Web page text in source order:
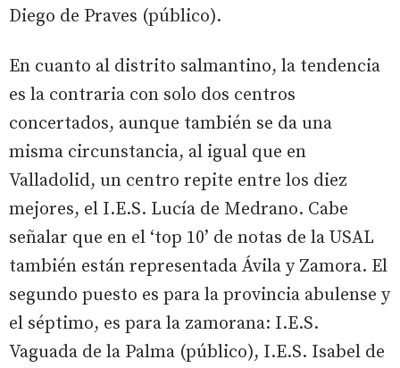
Diego de Praves (público).
En cuanto al distrito salmantino, la tendencia
es la contraria con solo dos centros
concertados, aunque también se da una
misma circunstancia, al igual que en
Valladolid, un centro repite entre los diez
mejores, el I.E.S. Lucía de Medrano. Cabe
señalar que en el ‘top 10’ de notas de la USAL
también están representada Ávila y Zamora. El
segundo puesto es para la provincia abulense y
el séptimo, es para la zamorana: I.E.S.
Vaguada de la Palma (público), I.E.S. Isabel de